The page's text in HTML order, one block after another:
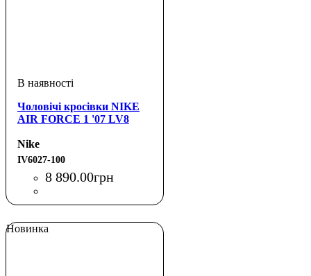
Чоловічі кросівки NIKE
AIR FORCE 1 '07 LV8
Nike
IV6027-100
8 890.00грн
Новинка